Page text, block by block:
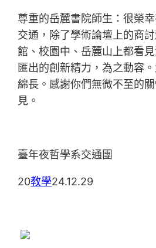
尊重的岳麓書院師生：很榮
交通，除了學術論壇上的商
館、校園中、岳麓山上都看
匯出的創新精力，為之動容
綿長。感謝你們無微不至的
見。
臺年夜哲學系交通團
20教學24.12.29